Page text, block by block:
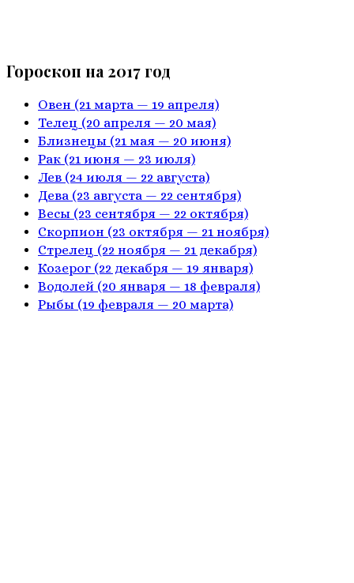
Гороскоп на 2017 год
Овен (21 марта — 19 апреля)
Телец (20 апреля — 20 мая)
Близнецы (21 мая — 20 июня)
Рак (21 июня — 23 июля)
Лев (24 июля — 22 августа)
Дева (23 августа — 22 сентября)
Весы (23 сентября — 22 октября)
Скорпион (23 октября — 21 ноября)
Стрелец (22 ноября — 21 декабря)
Козерог (22 декабря — 19 января)
Водолей (20 января — 18 февраля)
Рыбы (19 февраля — 20 марта)